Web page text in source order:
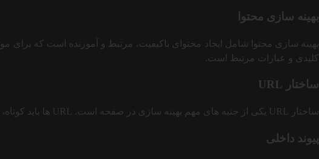
بهینه سازی محتوا
بهینه سازی محتوا شامل ایجاد محتوای باکیفیت، مرتبط و آموزنده است که
کلیدی و عبارات مرتبط است.
ساختار URL
ساختار URL یکی از جنبه های مهم بهینه سازی در صفحه است. URL ها باید کوتاه، مختصر و توصیفی باشند، شامل کلمات کلیدی و عبارات مرتبط.
پیوند داخلی